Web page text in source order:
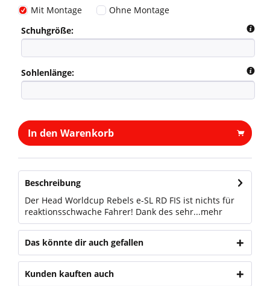
Mit Montage
Ohne Montage
Schuhgröße:
Sohlenlänge:
In den Warenkorb
Beschreibung
Der Head Worldcup Rebels e-SL RD FIS ist nichts für
reaktionsschwache Fahrer! Dank des sehr...mehr
Das könnte dir auch gefallen
Kunden kauften auch